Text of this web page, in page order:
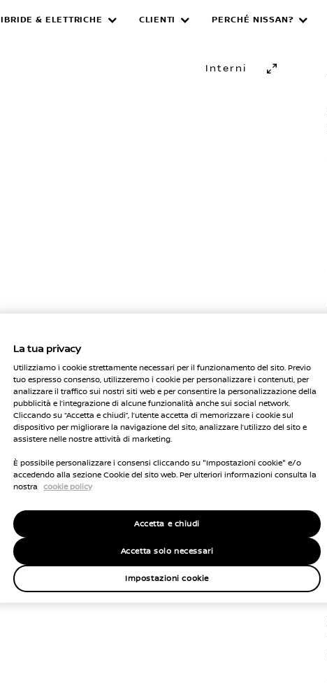
IBRIDE & ELETTRICHE CLIENTI PERCHÉ NISSAN?
Interni
La tua privacy
Utilizziamo i cookie strettamente necessari per il funzionamento del sito. Previo
tuo espresso consenso, utilizzeremo i cookie per personalizzare i contenuti, per
analizzare il traffico sui nostri siti web e per consentire la personalizzazione della
pubblicità e l’integrazione di alcune funzionalità anche sui social network.
Cliccando su “Accetta e chiudi”, l’utente accetta di memorizzare i cookie sul
dispositivo per migliorare la navigazione del sito, analizzare l’utilizzo del sito e
assistere nelle nostre attività di marketing.
È possibile personalizzare i consensi cliccando su "Impostazioni cookie" e/o
accedendo alla sezione Cookie del sito web. Per ulteriori informazioni consulta la
nostra
cookie policy
Accetta solo necessari
Accetta e chiudi
Impostazioni cookie